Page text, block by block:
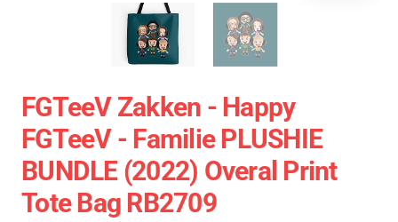
FGTeeV Zakken - Happy
FGTeeV - Familie PLUSHIE
BUNDLE (2022) Overal Print
Tote Bag RB2709